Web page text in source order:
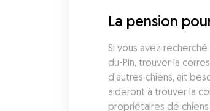
La pension
Si vous avez
du-Pin, trouver la
d'autres chiens, ait
aideront à trouver la
propriétaires de